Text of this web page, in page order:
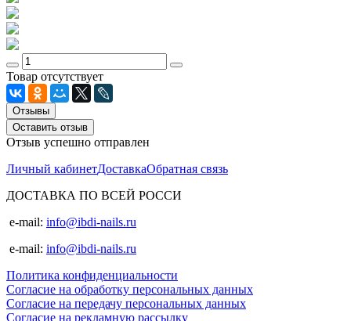
Товар отсутствует
Отзывы
Оставить отзыв
Отзыв успешно отправлен
Личный кабинетДоставкаОбратная связь
ДОСТАВКА ПО ВСЕЙ РОССИ
e-mail: info@ibdi-nails.ru
e-mail: info@ibdi-nails.ru
Политика конфиденциальности
Согласие на обработку персональных данных
Согласие на передачу персональных данных
Согласие на рекламную рассылку